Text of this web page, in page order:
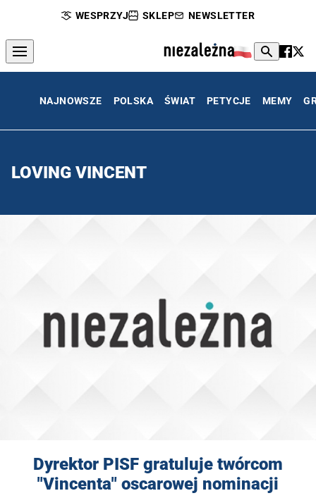
WESPRZYJ SKLEP NEWSLETTER
NAJNOWSZE POLSKA ŚWIAT PETYCJE MEMY
LOVING VINCENT
Dyrektor PISF gratuluje twórcom
"Vincenta" oscarowej nominacji